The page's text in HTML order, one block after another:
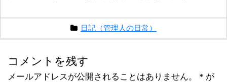
日記（管理人の日常）
コメントを残す
メールアドレスが公開されることはありません。 * が